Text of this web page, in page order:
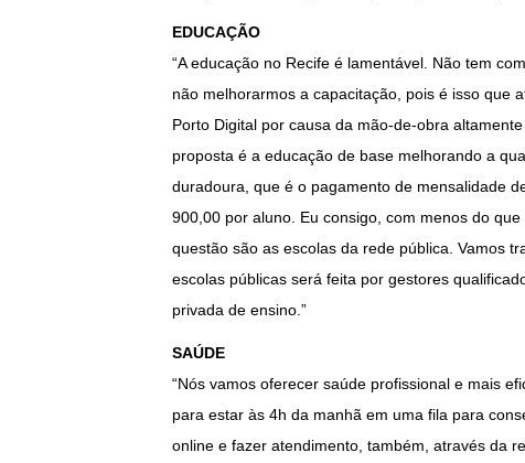
EDUCAÇÃO
“A educação no Recife é lamentável. Não tem
não melhorarmos a capacitação, pois é isso que
Porto Digital por causa da mão-de-obra
proposta é a educação de base melhorando a
duradoura, que é o pagamento de mensalidade
900,00 por aluno. Eu consigo, com menos do
questão são as escolas da rede pública. Vamos
escolas públicas será feita por gestores
privada de ensino.”
SAÚDE
“Nós vamos oferecer saúde profissional e mais
para estar às 4h da manhã em uma fila para
online e fazer atendimento, também, através da